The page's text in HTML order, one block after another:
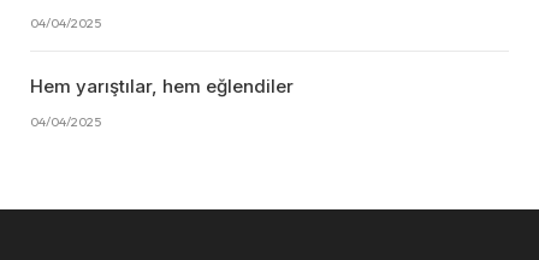
04/04/2025
Hem yarıştılar, hem eğlendiler
04/04/2025